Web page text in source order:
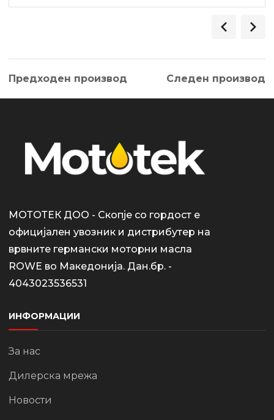
Предходен производ Следен производ
МОТОТЕК ДОО - Скопје со гордост е
официјален увозник и дистрибутер на
врвните германски моторни масла
ROWE во Македонија. Дан.бр. -
4043023536531
ИНФОРМАЦИИ
За нас
Дилерска мрежа
Новости